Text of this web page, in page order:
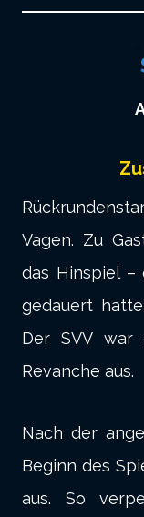
Vagen. Zu
das Hinspiel
gedauert
Der SVV war
Revanche aus.
Nach der
Beginn des
aus. So